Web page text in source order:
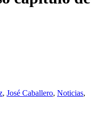
, José Caballero, Noticias,